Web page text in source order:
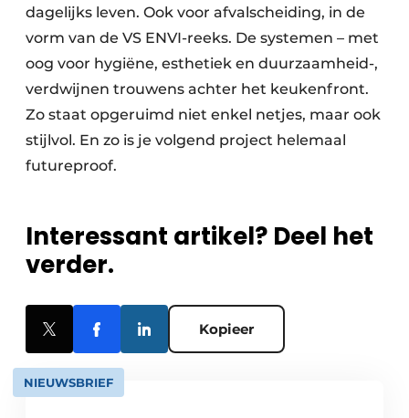
dagelijks leven. Ook voor afvalscheiding, in de
vorm van de VS ENVI-reeks. De systemen – met
oog voor hygiëne, esthetiek en duurzaamheid-,
verdwijnen trouwens achter het keukenfront.
Zo staat opgeruimd niet enkel netjes, maar ook
stijlvol. En zo is je volgend project helemaal
futureproof.
Interessant artikel? Deel het
verder.
Kopieer
NIEUWSBRIEF